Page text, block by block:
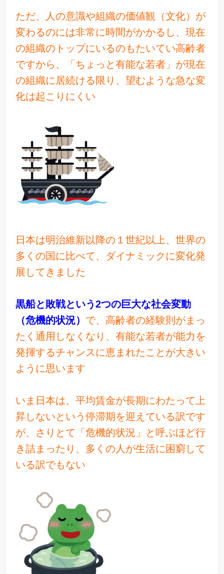
ただ、人の意識や組織の価値観（文化）が
変わるのには非常に時間がかかるし、現在
の組織のトップにいるのもたいてい高齢者
ですから、「ちょっと有能な若者」が現在
の組織に居続ける限り、望むような急な変
化は起こりにくい
日本は明治維新以降の１世紀以上、世界の
多くの国に比べて、ダイナミックに変化発
展してきました
黒船と敗戦という2つの巨大な社会変動
（危機的状況） で、高齢者の経験則がまっ
たく通用しなくなり、有能な若者が能力を
発揮するチャンスに恵まれたことが大きい
ように思います
いま日本は、平均賃金が長期にわたって上
昇しないという停滞期を迎えている訳です
が、さりとて「危機的状況」と呼ぶほど行
き詰まったり、多くの人が生活に困窮して
いる訳でもない